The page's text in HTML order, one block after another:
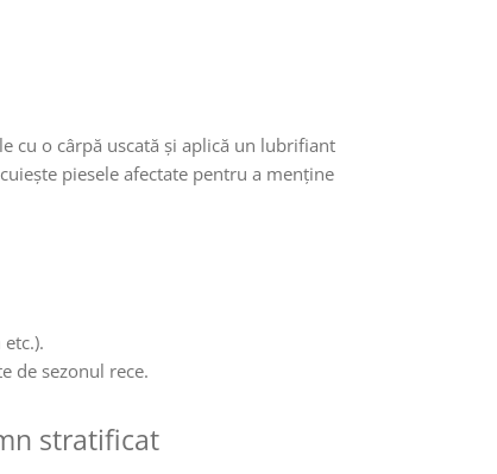
cu o cârpă uscată și aplică un lubrifiant
piesele afectate pentru a menține
de sezonul rece.
stratificat